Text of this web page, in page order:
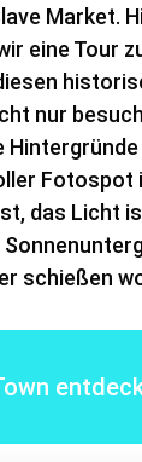
Market.
eine Tour
nur
Fotospot
das Licht
schießen